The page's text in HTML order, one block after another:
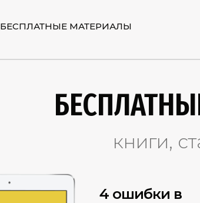
БЕСПЛАТНЫЕ МАТЕРИАЛЫ
книги,
4 ошибки в